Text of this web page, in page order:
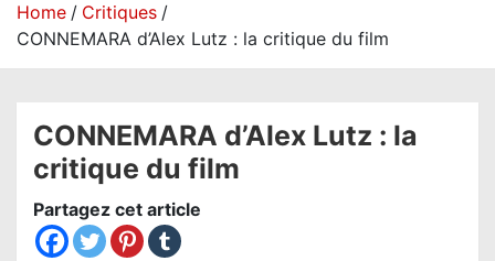
Home
Critiques
CONNEMARA d’Alex Lutz : la critique du film
CONNEMARA d’Alex Lutz : la
critique du film
Partagez cet article